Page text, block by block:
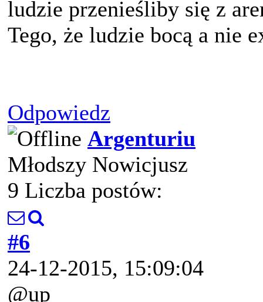
ludzie przenieśliby się z
Tego, że ludzie bocą a nie
Odpowiedz
Argenturiu
Młodszy Nowicjusz
9 Liczba postów:
#6
24-12-2015, 15:09:04
@up